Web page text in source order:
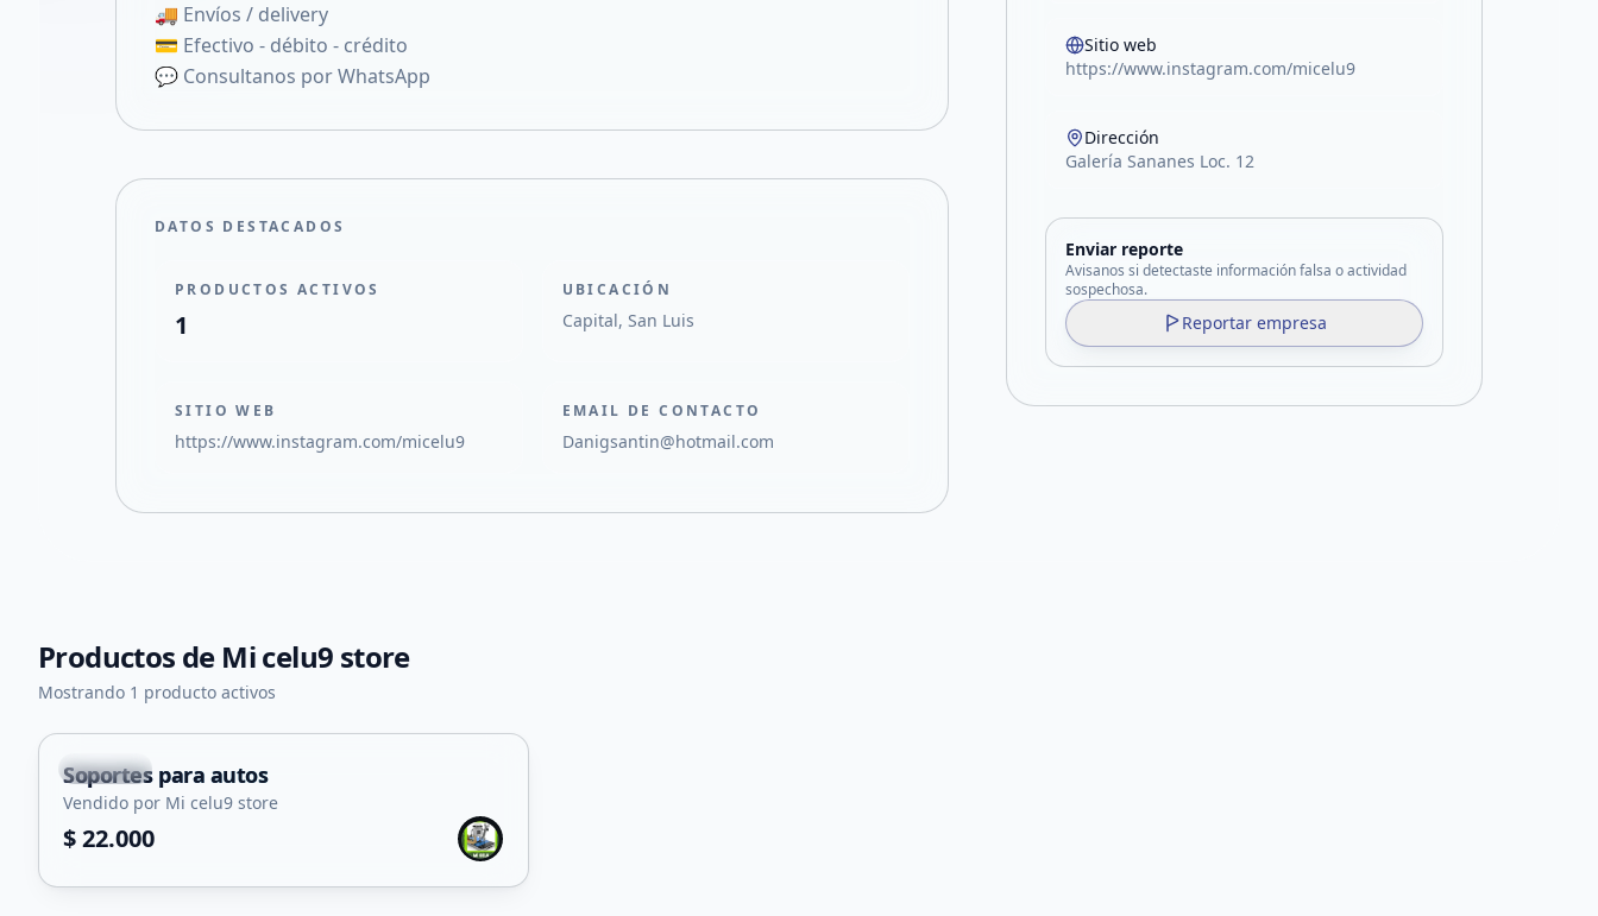
🚚 Envíos / delivery
💳 Efectivo - débito - crédito
💬 Consultanos por WhatsApp
DATOS DESTACADOS
PRODUCTOS ACTIVOS
1
UBICACIÓN
Capital, San Luis
SITIO WEB
https://www.instagram.com/micelu9
EMAIL DE CONTACTO
Danigsantin@hotmail.com
Sitio web
https://www.instagram.com/micelu9
Dirección
Galería Sananes Loc. 12
Enviar reporte
Avisanos si detectaste información falsa o actividad
sospechosa.
Reportar empresa
Productos de Mi celu9 store
Mostrando 1 producto activos
Capital
Soportes para autos
Vendido por Mi celu9 store
$ 22.000